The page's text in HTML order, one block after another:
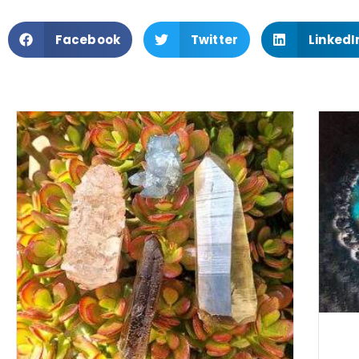
Facebook Twitter